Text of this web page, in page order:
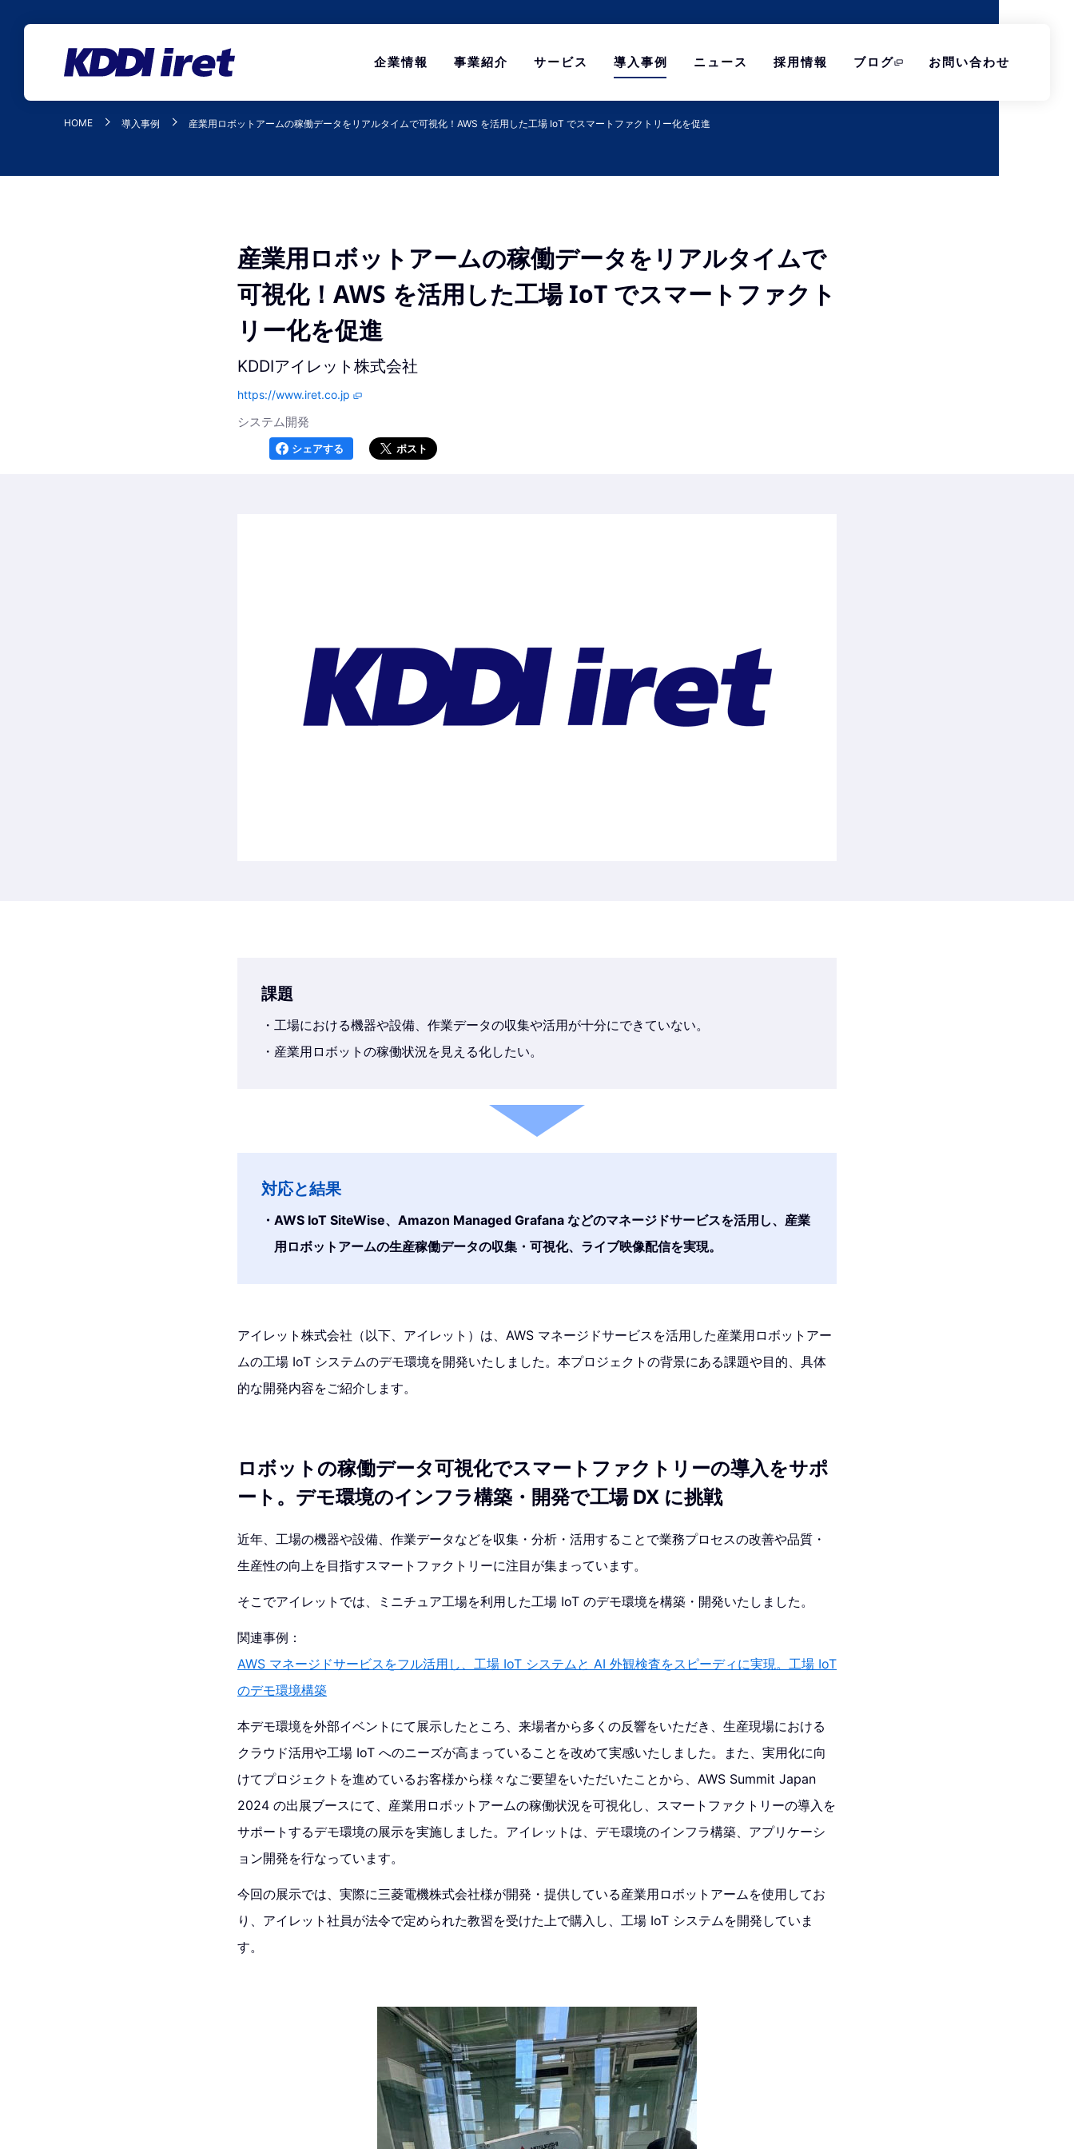
企業情報 事業紹介 サービス 導入事例 ニュース 採用情報 ブログ お問い合わせ
HOME 導入事例 産業用ロボットアームの稼働データをリアルタイムで可視化！AWS を活用した工場 IoT でスマートファクトリー化を促進
産業用ロボットアームの稼働データをリアルタイムで
可視化！AWS を活用した工場 IoT でスマートファクト
リー化を促進
KDDIアイレット株式会社
https://www.iret.co.jp
システム開発
シェアする ポスト
課題
工場における機器や設備、作業データの収集や活用が十分にできていない。
産業用ロボットの稼働状況を見える化したい。
対応と結果
AWS IoT SiteWise、Amazon Managed Grafana などのマネージドサービスを活用し、産業
用ロボットアームの生産稼働データの収集・可視化、ライブ映像配信を実現。
アイレット株式会社（以下、アイレット）は、AWS マネージドサービスを活用した産業用ロボットアー
ムの工場 IoT システムのデモ環境を開発いたしました。本プロジェクトの背景にある課題や目的、具体
的な開発内容をご紹介します。
ロボットの稼働データ可視化でスマートファクトリーの導入をサポ
ート。デモ環境のインフラ構築・開発で工場 DX に挑戦
近年、工場の機器や設備、作業データなどを収集・分析・活用することで業務プロセスの改善や品質・
生産性の向上を目指すスマートファクトリーに注目が集まっています。
そこでアイレットでは、ミニチュア工場を利用した工場 IoT のデモ環境を構築・開発いたしました。
関連事例：
AWS マネージドサービスをフル活用し、工場 IoT システムと AI 外観検査をスピーディに実現。工場 IoT
のデモ環境構築
本デモ環境を外部イベントにて展示したところ、来場者から多くの反響をいただき、生産現場における
クラウド活用や工場 IoT へのニーズが高まっていることを改めて実感いたしました。また、実用化に向
けてプロジェクトを進めているお客様から様々なご要望をいただいたことから、AWS Summit Japan
2024 の出展ブースにて、産業用ロボットアームの稼働状況を可視化し、スマートファクトリーの導入を
サポートするデモ環境の展示を実施しました。アイレットは、デモ環境のインフラ構築、アプリケーシ
ョン開発を行なっています。
今回の展示では、実際に三菱電機株式会社様が開発・提供している産業用ロボットアームを使用してお
り、アイレット社員が法令で定められた教習を受けた上で購入し、工場 IoT システムを開発していま
す。